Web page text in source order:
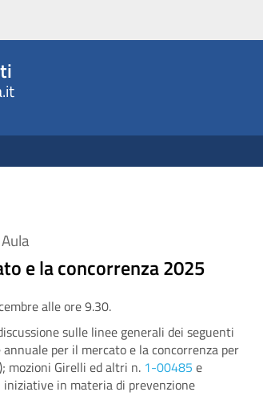
e la concorrenza 2025
alle ore 9.30.
sulle linee generali dei seguenti
per il mercato e la concorrenza per
); mozioni Girelli ed altri n. 1-00485 e
in materia di prevenzione